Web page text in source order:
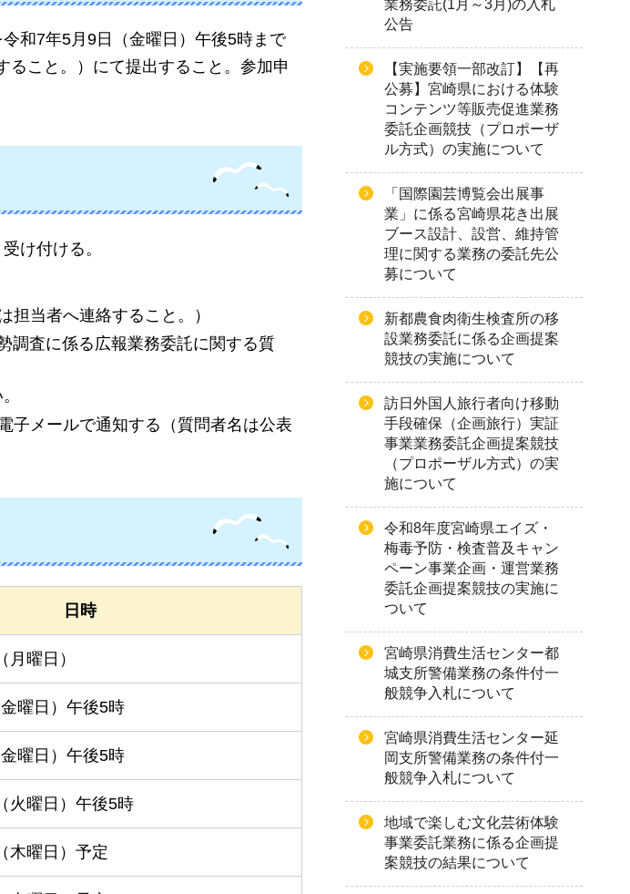
和7年5月9日（金曜日）午後5時まで
こと。）にて提出すること。参加申
け付ける。
当者へ連絡すること。）
調査に係る広報業務委託に関する質
子メールで通知する（質問者名は公表
日時
曜日）
曜日）午後5時
曜日）午後5時
火曜日）午後5時
木曜日）予定
業務委託(1月～3月)の入札
公告
【実施要領一部改訂】【再
公募】宮崎県における体験
コンテンツ等販売促進業務
委託企画競技（プロポーザ
ル方式）の実施について
「国際園芸博覧会出展事
業」に係る宮崎県花き出展
ブース設計、設営、維持管
理に関する業務の委託先公
募について
新都農食肉衛生検査所の移
設業務委託に係る企画提案
競技の実施について
訪日外国人旅行者向け移動
手段確保（企画旅行）実証
事業業務委託企画提案競技
（プロポーザル方式）の実
施について
令和8年度宮崎県エイズ・
梅毒予防・検査普及キャン
ペーン事業企画・運営業務
委託企画提案競技の実施に
ついて
宮崎県消費生活センター都
城支所警備業務の条件付一
般競争入札について
宮崎県消費生活センター延
岡支所警備業務の条件付一
般競争入札について
地域で楽しむ文化芸術体験
事業委託業務に係る企画提
案競技の結果について